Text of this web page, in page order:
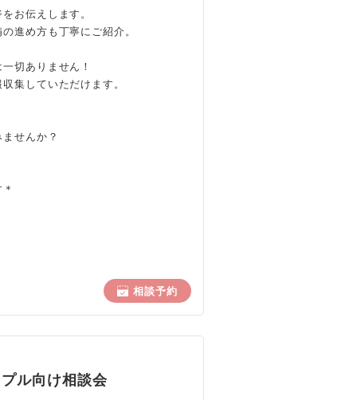
お伝えします。
進め方も丁寧にご紹介。
切ありません！
集していただけます。
せんか？
相談予約
ル向け相談会